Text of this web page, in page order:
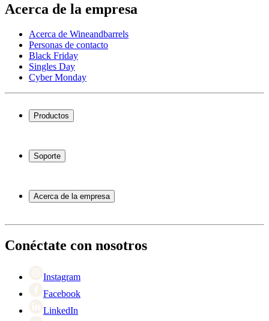
Acerca de la empresa
Acerca de Wineandbarrels
Personas de contacto
Black Friday
Singles Day
Cyber Monday
Productos
Botelleros
Muebles para vino
Soporte
Servicio
Pago
Devolución
Acerca de la empresa
Black Friday
Singles Day
Conéctate con nosotros
Instagram
Facebook
LinkedIn